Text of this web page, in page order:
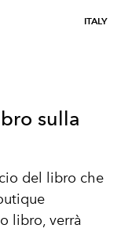
ITALY
sulla
del libro che
libro, verrà